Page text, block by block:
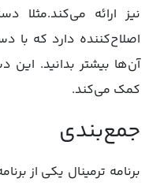
آن‌ها بیشتر بدانید.
کمک می‌کند.
جمع‌بندی
برنامه ترمینال یکی از